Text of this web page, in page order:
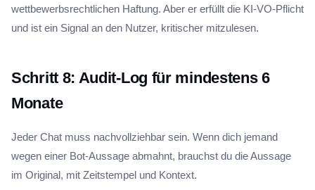
wettbewerbsrechtlichen Haftung. Aber er erfüllt die KI-VO-Pflicht
und ist ein Signal an den Nutzer, kritischer mitzulesen.
Schritt 8: Audit-Log für mindestens 6
Monate
Jeder Chat muss nachvollziehbar sein. Wenn dich jemand
wegen einer Bot-Aussage abmahnt, brauchst du die Aussage
im Original, mit Zeitstempel und Kontext.